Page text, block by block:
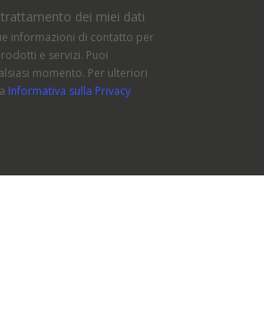
dei miei dati
informazioni di contatto per
e servizi. Puoi
momento. Per ulteriori
Informativa sulla Privacy